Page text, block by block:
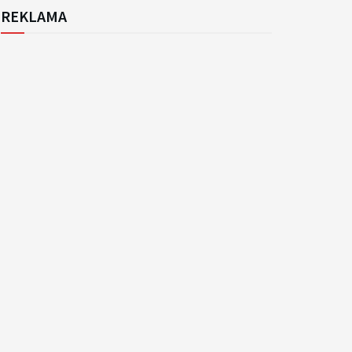
REKLAMA